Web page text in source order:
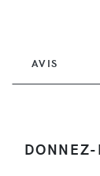
AVIS